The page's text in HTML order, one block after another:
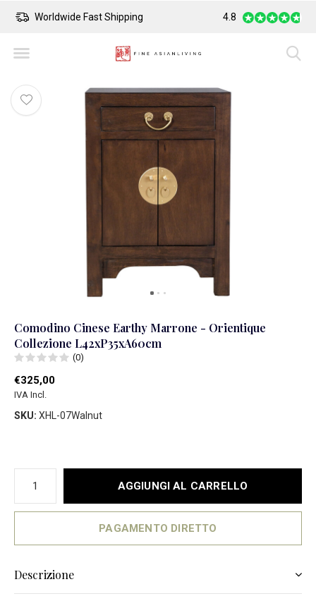
Worldwide Fast Shipping Safe Payment
4.8
Comodino Cinese Earthy Marrone - Orientique
Collezione L42xP35xA60cm
(0)
€325,00
IVA Incl.
SKU: XHL-07Walnut
AGGIUNGI AL CARRELLO
PAGAMENTO DIRETTO
Descrizione